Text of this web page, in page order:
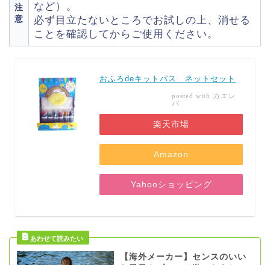
注
意
など）。
必ず目立たないところでお試しの上、消せる
ことを確認してからご使用ください。
おふろdeキットパス ネットセット
posted with カエレ
バ
楽天市場
Amazon
Yahooショッピング
【海外メーカー】センスのいい